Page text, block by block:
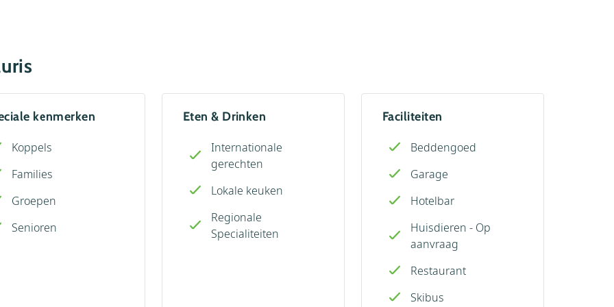
is een
zich uitleven in de
de Greifvogelpark of
rustige en minder
voor een
van de drukte.
kenmerken
Koppels
Families
Groepen
Senioren
Eten & Drinken
Internationale
gerechten
Lokale keuken
Regionale
Specialiteiten
Faciliteiten
Beddengoed
Garage
Hotelbar
Huisdieren - Op
aanvraag
Restaurant
Skibus